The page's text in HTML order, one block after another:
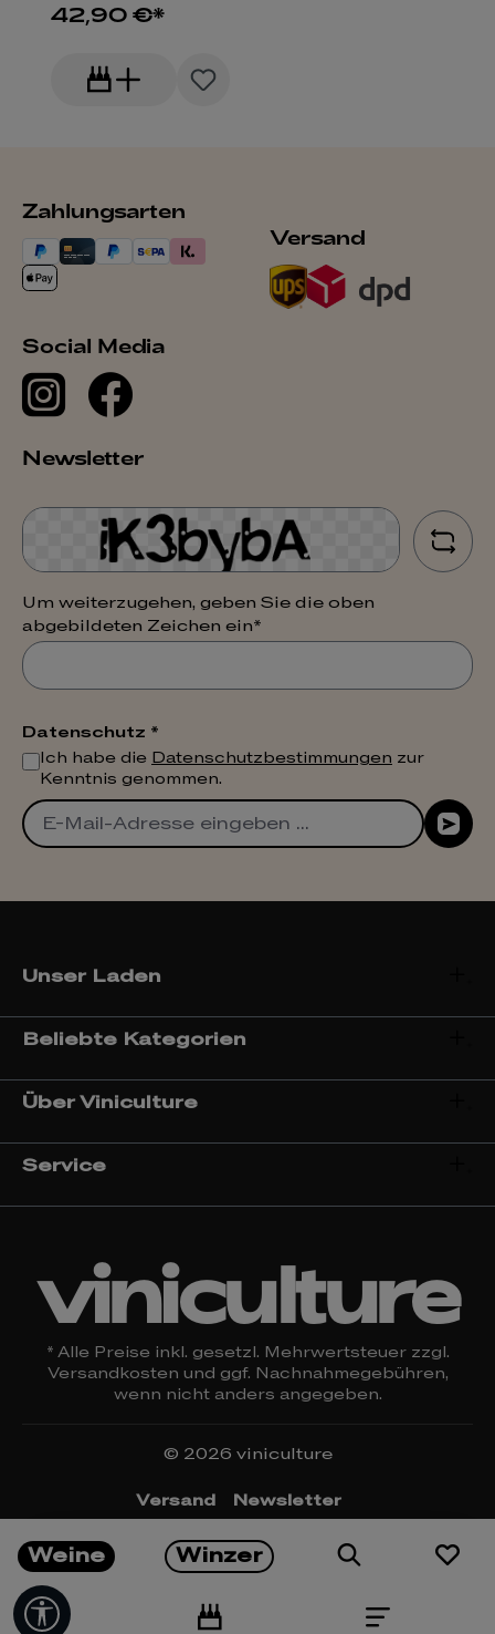
Weine Winzer
42,90 €*
Zahlungsarten
Versand
Social Media
Newsletter
Um weiterzugehen, geben Sie die oben
abgebildeten Zeichen ein*
Datenschutz *
Ich habe die Datenschutzbestimmungen zur
Kenntnis genommen.
Unser Laden
Beliebte Kategorien
Über Viniculture
Service
viniculture
* Alle Preise inkl. gesetzl. Mehrwertsteuer zzgl.
Versandkosten und ggf. Nachnahmegebühren,
wenn nicht anders angegeben.
© 2026 viniculture
Versand
Newsletter
Öffnungszeiten & Kontakt
Impressum
Datenschutz
Widerrufsrecht
Cookie Einstellungen
Werkzeugleiste anzeigen